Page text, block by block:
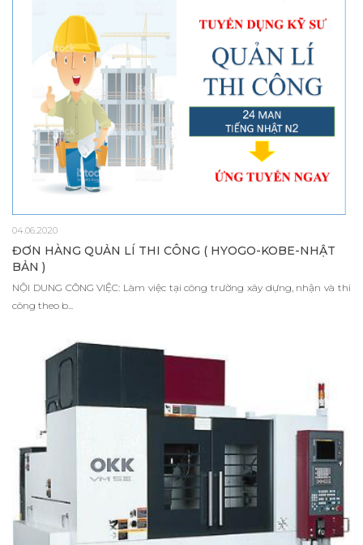
04.06.2020
ĐƠN HÀNG QUẢN LÍ THI CÔNG ( HYOGO-KOBE-NHẬT
BẢN )
NỘI DUNG CÔNG VIỆC: Làm việc tại công trường xây dựng, nhận và thi
công theo b...